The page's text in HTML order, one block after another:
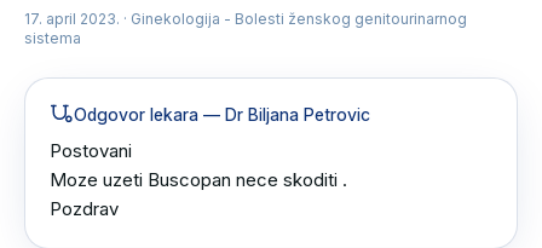
17. april 2023. · Ginekologija - Bolesti ženskog genitourinarnog
sistema
Odgovor lekara — Dr Biljana Petrovic
Postovani
Moze uzeti Buscopan nece skoditi .
Pozdrav